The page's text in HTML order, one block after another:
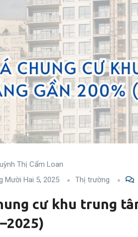
Thị Cẩm Loan
Mười Hai 5, 2025
Thị trường
cư khu trung